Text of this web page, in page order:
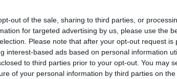
out of the sale, sharing to third parties, or
for targeted advertising by us, please use the
Please note that after your opt-out request is
interest-based ads based on personal information
to third parties prior to your opt-out. You may
of your personal information by third parties on the